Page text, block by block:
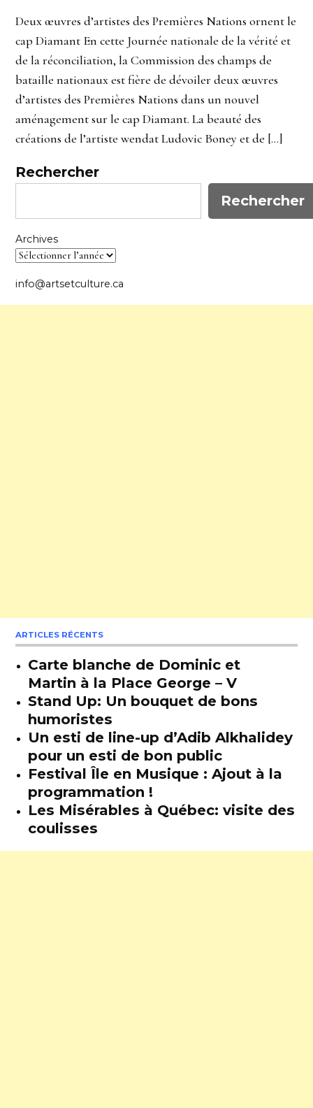
Deux œuvres d’artistes des Premières Nations ornent le
cap Diamant En cette Journée nationale de la vérité et
de la réconciliation, la Commission des champs de
bataille nationaux est fière de dévoiler deux œuvres
d’artistes des Premières Nations dans un nouvel
aménagement sur le cap Diamant. La beauté des
créations de l’artiste wendat Ludovic Boney et de […]
Rechercher
Rechercher
Archives
info@artsetculture.ca
ARTICLES RÉCENTS
Carte blanche de Dominic et
Martin à la Place George – V
Stand Up: Un bouquet de bons
humoristes
Un esti de line-up d’Adib Alkhalidey
pour un esti de bon public
Festival Île en Musique : Ajout à la
programmation !
Les Misérables à Québec: visite des
coulisses